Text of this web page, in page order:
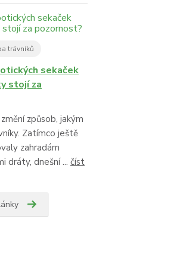
trávníků
sekaček
stojí za
způsob, jakým
Zatímco ještě
zahradám
dráty, dnešní ... číst